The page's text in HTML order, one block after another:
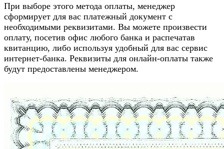
При выборе этого метода оплаты, менеджер
сформирует для вас платежный документ с
необходимыми реквизитами. Вы можете произвести
оплату, посетив офис любого банка и распечатав
квитанцию, либо используя удобный для вас сервис
интернет-банка. Реквизиты для онлайн-оплаты также
будут предоставлены менеджером.